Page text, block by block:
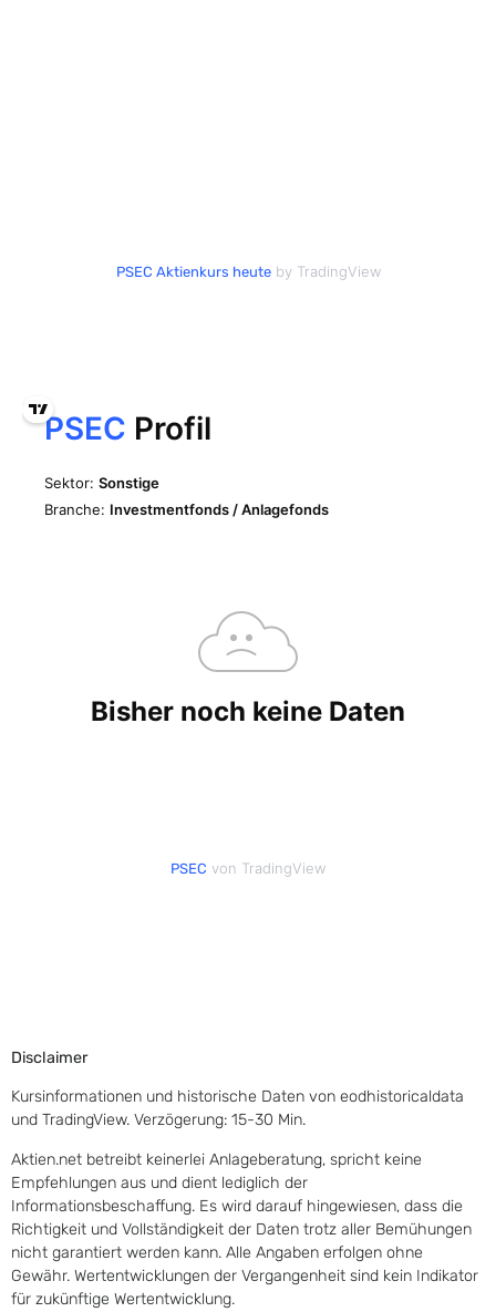
PSEC Aktienkurs heuteby TradingView
PSEC von TradingView
Disclaimer
Kursinformationen und historische Daten von eodhistoricaldata
und TradingView. Verzögerung: 15-30 Min.
Aktien.net betreibt keinerlei Anlageberatung, spricht keine
Empfehlungen aus und dient lediglich der
Informationsbeschaffung. Es wird darauf hingewiesen, dass die
Richtigkeit und Vollständigkeit der Daten trotz aller Bemühungen
nicht garantiert werden kann. Alle Angaben erfolgen ohne
Gewähr. Wertentwicklungen der Vergangenheit sind kein Indikator
für zukünftige Wertentwicklung.